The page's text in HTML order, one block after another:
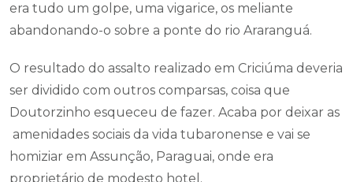
era tudo um golpe, uma vigarice, os meliante
abandonando-o sobre a ponte do rio Araranguá.
O resultado do assalto realizado em Criciúma deveria
ser dividido com outros comparsas, coisa que
Doutorzinho esqueceu de fazer. Acaba por deixar as
amenidades sociais da vida tubaronense e vai se
homiziar em Assunção, Paraguai, onde era
proprietário de modesto hotel.